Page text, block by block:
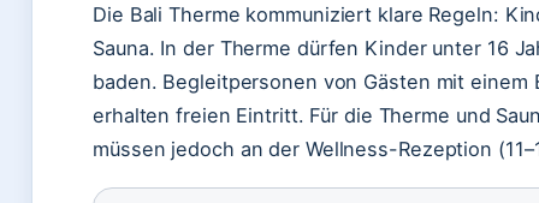
Die Bali Therme kommuniziert klare Regeln:
Sauna. In der Therme dürfen Kinder unter 16
baden. Begleitpersonen von Gästen mit einem
erhalten freien Eintritt. Für die Therme und
müssen jedoch an der Wellness-Rezeption